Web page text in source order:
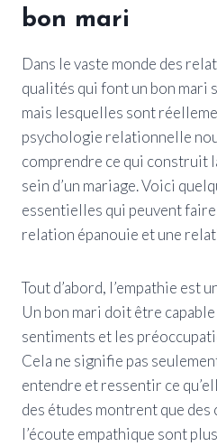
bon mari
Dans le vaste monde des
qualités qui font un bon mari
mais lesquelles sont
psychologie relationnelle
comprendre ce qui construit
sein d’un mariage. Voici
essentielles qui peuvent
relation épanouie et une
Tout d’abord, l’empathie est
Un bon mari doit être
sentiments et les
Cela ne signifie pas
entendre et ressentir ce
des études montrent que
l’écoute empathique sont